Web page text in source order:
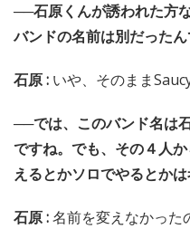
──石原くんが誘われた方
バンドの名前は別だった
石原 : いや、そのまま
──では、このバンド名は
ですね。でも、その４人
えるとかソロでやるとか
石原 :名前を変えなかった